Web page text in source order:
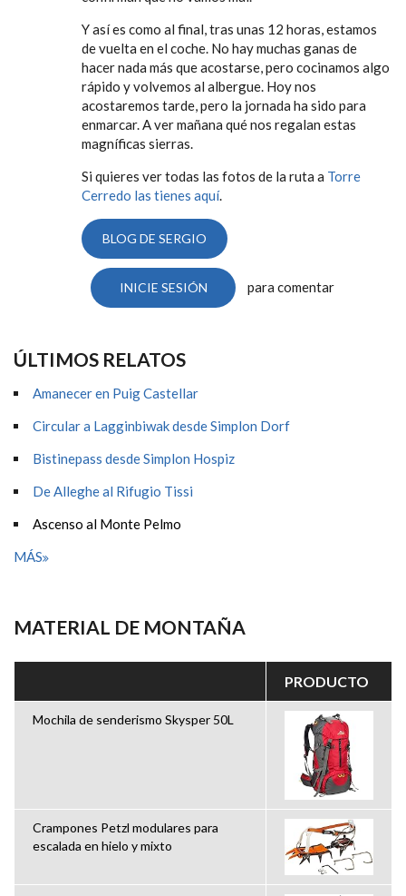
Y así es como al final, tras unas 12 horas, estamos
de vuelta en el coche. No hay muchas ganas de
hacer nada más que acostarse, pero cocinamos algo
rápido y volvemos al albergue. Hoy nos
acostaremos tarde, pero la jornada ha sido para
enmarcar. A ver mañana qué nos regalan estas
magníficas sierras.
Si quieres ver todas las fotos de la ruta a Torre
Cerredo las tienes aquí.
BLOG DE SERGIO
INICIE SESIÓN para comentar
ÚLTIMOS RELATOS
Amanecer en Puig Castellar
Circular a Lagginbiwak desde Simplon Dorf
Bistinepass desde Simplon Hospiz
De Alleghe al Rifugio Tissi
Ascenso al Monte Pelmo
MÁS
MATERIAL DE MONTAÑA
PRODUCTO
Mochila de senderismo Skysper 50L
Crampones Petzl modulares para
escalada en hielo y mixto